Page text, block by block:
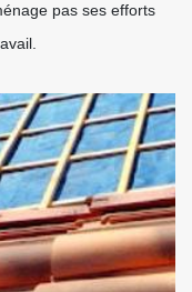
pas ses efforts